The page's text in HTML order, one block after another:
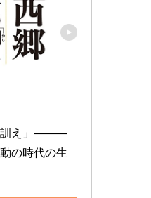
訓え」―――
の時代の生